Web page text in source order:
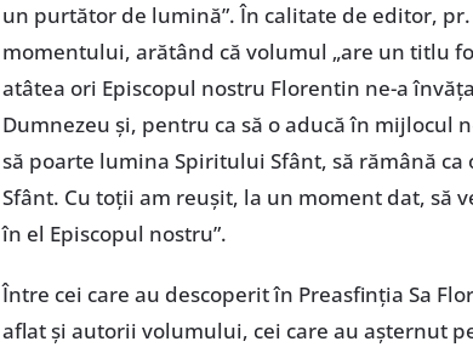
un purtător de lumină”. În calitate de editor,
momentului, arătând că volumul „are un titlu
atâtea ori Episcopul nostru Florentin ne-a
Dumnezeu și, pentru ca să o aducă în mijlocul
să poarte lumina Spiritului Sfânt, să rămână
Sfânt. Cu toții am reușit, la un moment dat, să
în el Episcopul nostru”.
Între cei care au descoperit în Preasfinția Sa
aflat și autorii volumului, cei care au așternut